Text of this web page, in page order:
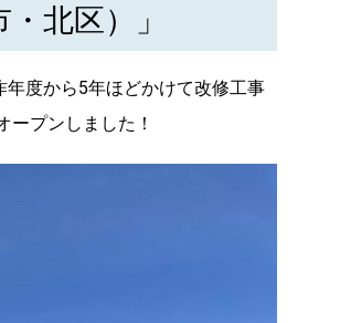
北区）」
度から5年ほどかけて改修工事
プンしました！